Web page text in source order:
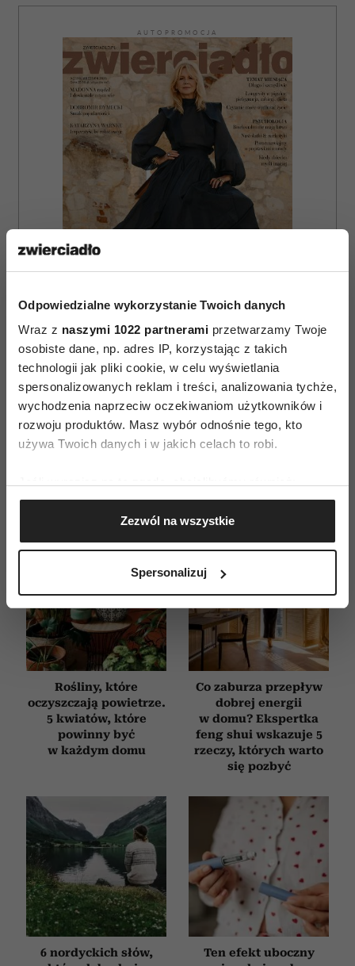
Odpowiedzialne wykorzystanie Twoich danych
Wraz z naszymi 1022 partnerami przetwarzamy Twoje
osobiste dane, np. adres IP, korzystając z takich
technologii jak pliki cookie, w celu wyświetlania
spersonalizowanych reklam i treści, analizowania tychże,
wychodzenia naprzeciw oczekiwaniom użytkowników i
rozwoju produktów. Masz wybór odnośnie tego, kto
używa Twoich danych i w jakich celach to robi.
Gromadzić dane dotyczące Twojej lokalizacji
geograficznej z dokładnością nawet do kilku metrów
Identyfikować Twoje urządzenie, aktywnie
(fingerprinting, czyli wirtualny odcisk palca)
dane są przetwarzane oraz ustaw własne preferencje w
sekcji szczegółów . W Deklaracji plików cookie możesz
zmienić lub wycofać swoją zgodę w dowolnej chwili.
Wykorzystujemy pliki cookie do spersonalizowania treści
i reklam, aby oferować funkcje społecznościowe i
analizować ruch w naszej witrynie. Informacje o tym, jak
korzystasz z naszej witryny, udostępniamy partnerom
społecznościowym, reklamowym i analitycznym.
otrzymanymi od Ciebie lub uzyskanymi podczas
korzystania z ich usług.
Zezwól na wszystkie
Spersonalizuj
AUTOPROMOCJA
ZAMÓW
WYDANIE DRUKOWANE
Rośliny, które
oczyszczają powietrze.
5 kwiatów, które
powinny być
w każdym domu
Co zaburza przepływ
dobrej energii
w domu? Ekspertka
feng shui wskazuje 5
rzeczy, których warto
się pozbyć
6 nordyckich słów,
Ten efekt uboczny